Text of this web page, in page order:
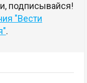
подписывайся!
"Вести
.